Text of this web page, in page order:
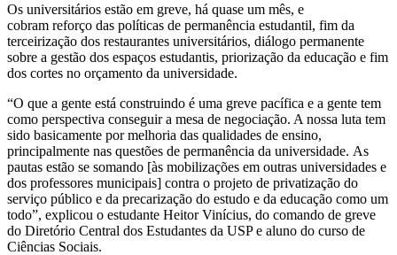
Os universitários estão em greve, há quase um mês, e
cobram reforço das políticas de permanência estudantil, fim da
terceirização dos restaurantes universitários, diálogo permanente
sobre a gestão dos espaços estudantis, priorização da educação e fim
dos cortes no orçamento da universidade.
“O que a gente está construindo é uma greve pacífica e a gente tem
como perspectiva conseguir a mesa de negociação. A nossa luta tem
sido basicamente por melhoria das qualidades de ensino,
principalmente nas questões de permanência da universidade. As
pautas estão se somando [às mobilizações em outras universidades e
dos professores municipais] contra o projeto de privatização do
serviço público e da precarização do estudo e da educação como um
todo”, explicou o estudante Heitor Vinícius, do comando de greve
do Diretório Central dos Estudantes da USP e aluno do curso de
Ciências Sociais.